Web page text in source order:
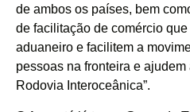
de ambos os países, bem
de facilitação de comércio
aduaneiro e facilitem a
pessoas na fronteira e
Rodovia Interoceânica”.